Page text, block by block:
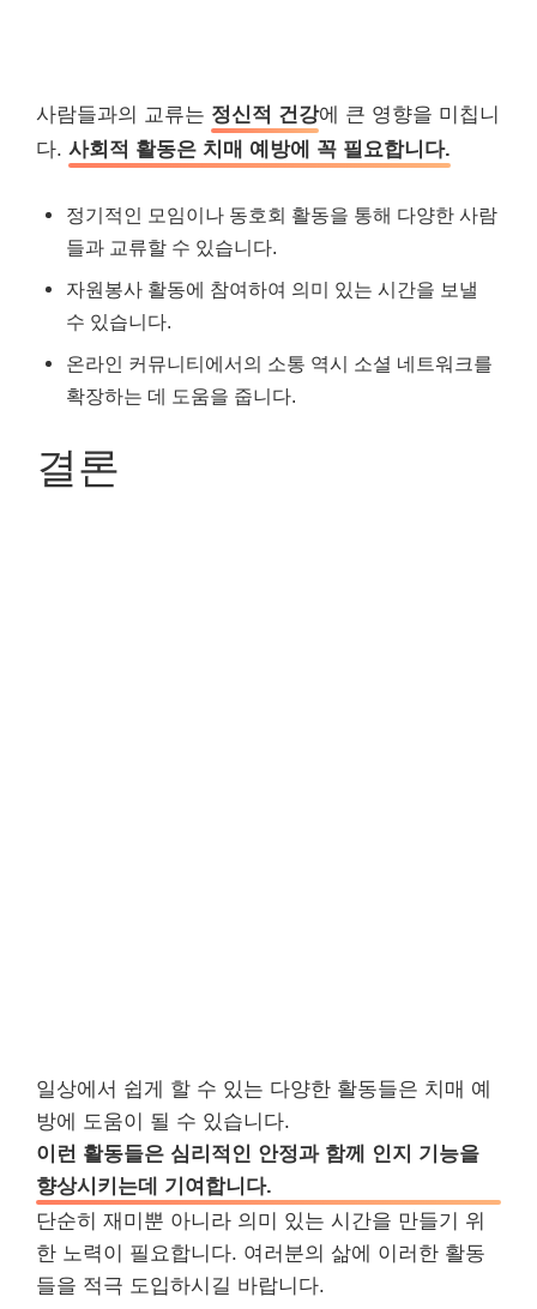
사람들과의 교류는 정신적 건강에 큰 영향을 미칩니
다. 사회적 활동은 치매 예방에 꼭 필요합니다.
정기적인 모임이나 동호회 활동을 통해 다양한 사람
들과 교류할 수 있습니다.
자원봉사 활동에 참여하여 의미 있는 시간을 보낼
수 있습니다.
온라인 커뮤니티에서의 소통 역시 소셜 네트워크를
확장하는 데 도움을 줍니다.
결론
일상에서 쉽게 할 수 있는 다양한 활동들은 치매 예
방에 도움이 될 수 있습니다.
이런 활동들은 심리적인 안정과 함께 인지 기능을
향상시키는데 기여합니다.
단순히 재미뿐 아니라 의미 있는 시간을 만들기 위
한 노력이 필요합니다. 여러분의 삶에 이러한 활동
들을 적극 도입하시길 바랍니다.